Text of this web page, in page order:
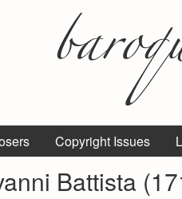
Copyright Issues
Battista